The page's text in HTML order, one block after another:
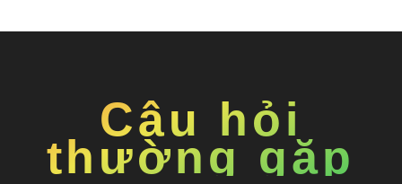
Câu hỏi
thường gặp